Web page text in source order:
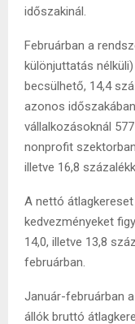
időszakinál.
Februárban a
különjuttatás
becsülhető, 14,4
azonos
vállalkozásoknál
nonprofit
illetve 16,8
A nettó átlagkereset
kedvezményeket
14,0, illetve 13,8
februárban.
Január-februárban
állók bruttó